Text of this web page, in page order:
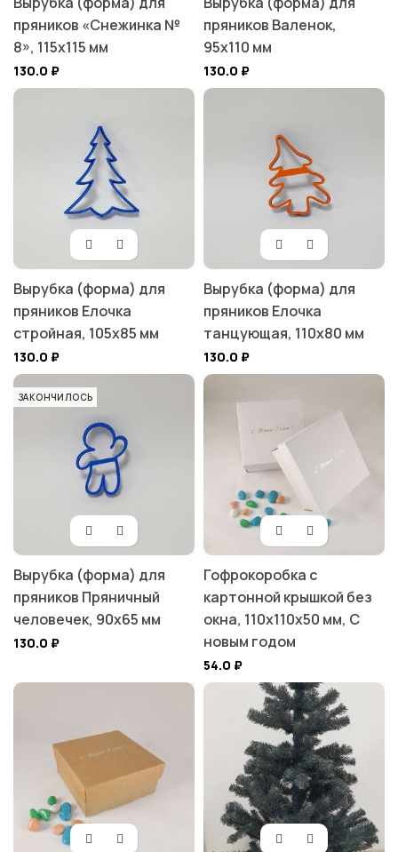
пряников «Снежинка №
8», 115х115 мм
130.0 ₽
пряников Валенок,
95х110 мм
130.0 ₽
Вырубка (форма) для
пряников Елочка
стройная, 105х85 мм
130.0 ₽
Вырубка (форма) для
пряников Елочка
танцующая, 110х80 мм
130.0 ₽
ЗАКОНЧИЛОСЬ
Вырубка (форма) для
пряников Пряничный
человечек, 90х65 мм
130.0 ₽
Гофрокоробка с
картонной крышкой без
окна, 110х110х50 мм, С
новым годом
54.0 ₽